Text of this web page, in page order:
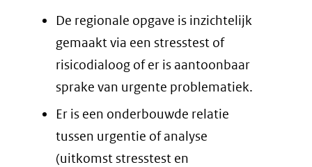
De regionale opgave is inzichtelijk
gemaakt via een stresstest of
risicodialoog of er is aantoonbaar
sprake van urgente problematiek.
Er is een onderbouwde relatie
tussen urgentie of analyse
(uitkomst stresstest en